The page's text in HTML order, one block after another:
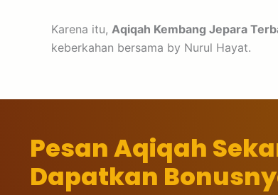
Karena itu, Aqiqah Kembang Jepara
keberkahan bersama by Nurul Hayat.
Pesan Aqiqah
Dapatkan